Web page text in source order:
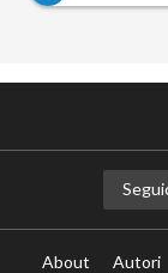
About Autori